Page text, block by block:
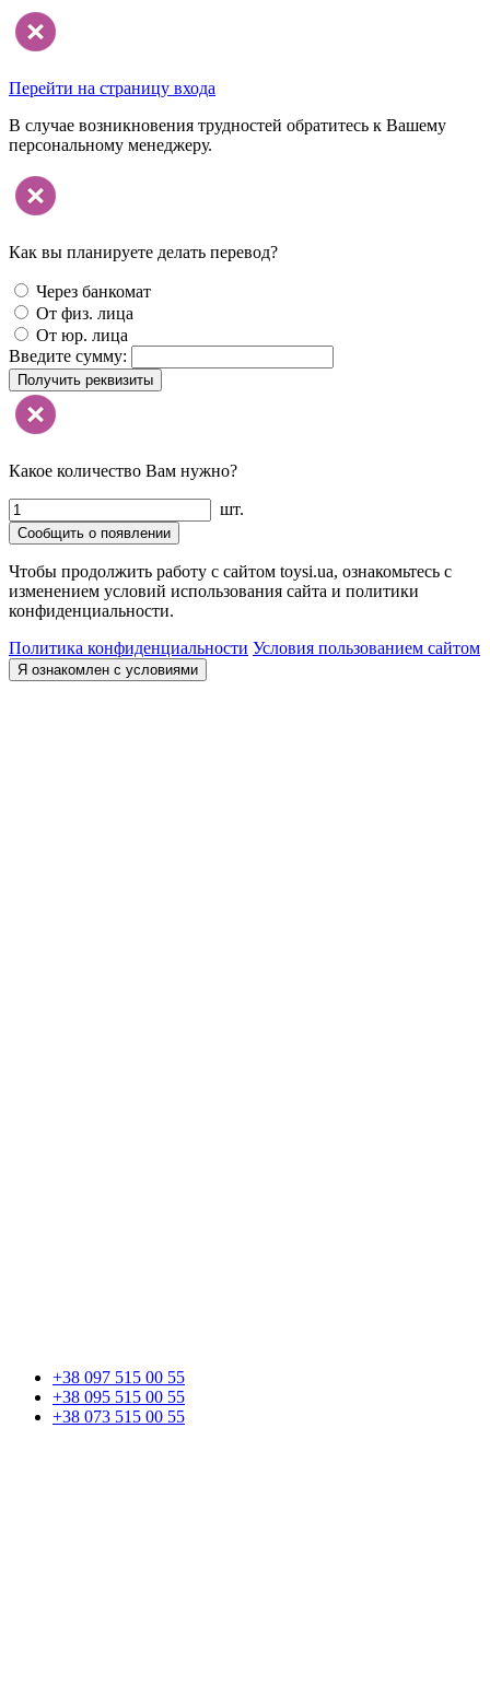
Перейти на страницу входа
В случае возникновения трудностей обратитесь к Вашему
персональному менеджеру.
Как вы планируете делать перевод?
Через банкомат
От физ. лица
От юр. лица
Введите сумму:
Получить реквизиты
Какое количество Вам нужно?
шт.
Сообщить о появлении
Чтобы продолжить работу с сайтом toysi.ua, ознакомьтесь с
изменением условий использования сайта и политики
конфиденциальности.
Политика конфиденциальности Условия пользованием сайтом
Я ознакомлен с условиями
+38 097 515 00 55
+38 095 515 00 55
+38 073 515 00 55